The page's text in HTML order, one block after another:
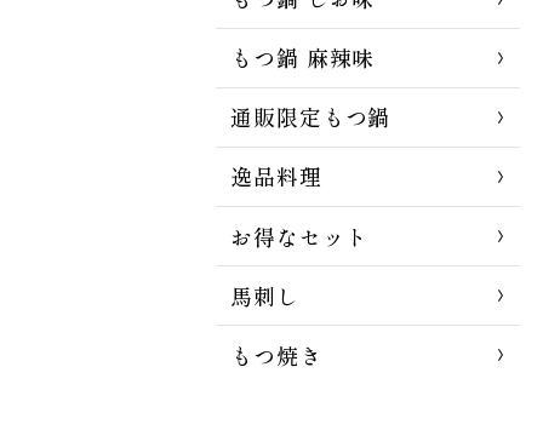
もつ鍋 麻辣味
通販限定もつ鍋
逸品料理
お得なセット
馬刺し
もつ焼き